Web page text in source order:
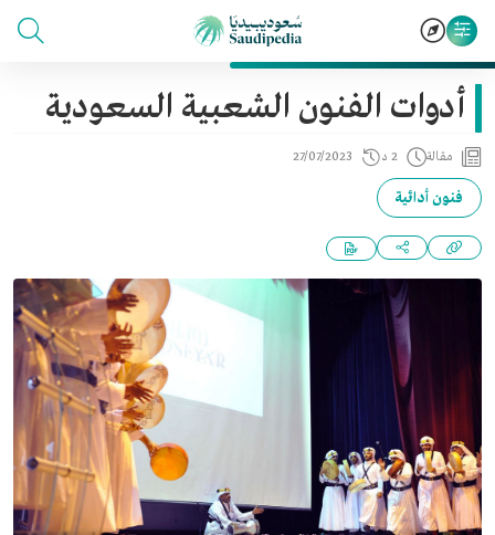
أدوات الفنون الشعبية السعودية
مقالة 2 د 27/07/2023
فنون أدائية